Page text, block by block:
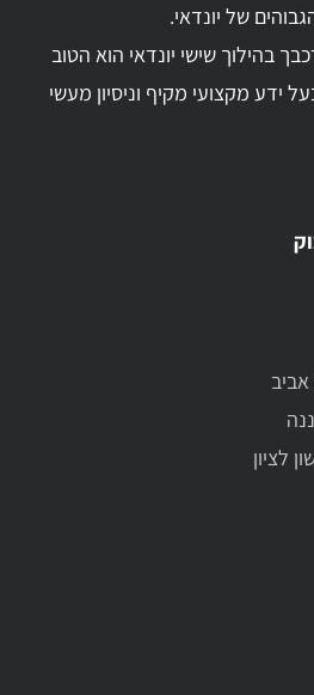
של יונדאי.
בהילוך שישי יונדאי הוא הטוב
ידע מקצועי מקיף וניסיון מעשי
לציון